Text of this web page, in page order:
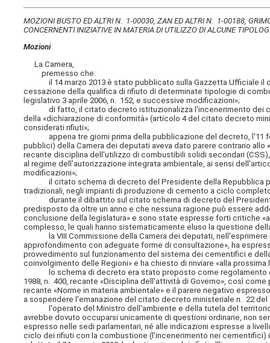
MOZIONI BUSTO ED ALTRI N. 1-00030, ZAN ED ALTRI N. 1-00188,
CONCERNENTI INIZIATIVE IN MATERIA DI UTILIZZO DI ALCUNE
Mozioni
La Camera,
premesso che:
il 14 marzo 2013 è stato pubblicato sulla Gazzetta Ufficiale il
cessazione della qualifica di rifiuto di determinate tipologie di
legislativo 3 aprile 2006, n. 152, e successive modificazioni»;
di fatto, il citato decreto istituzionalizza l'incenerimento dei
della «dichiarazione di conformità» (articolo 4 del citato decreto
considerati rifiuti»;
appena tre giorni prima della pubblicazione del decreto, l'11
pubblici) della Camera dei deputati aveva dato parere contrario
recante disciplina dell'utilizzo di combustibili solidi secondari
al regime dell'autorizzazione integrata ambientale, ai sensi
modificazioni»;
il citato schema di decreto del Presidente della Repubblica
tradizionali, negli impianti di produzione di cemento a ciclo
durante il dibattito sul citato schema di decreto del Presidente
predisposto da oltre un anno e che nessuna ragione può essere
conclusione della legislatura» e sono state espresse forti critiche
complesso, le quali hanno sistematicamente eluso la questione
la VIII Commissione della Camera dei deputati, nell'esprimere
approfondimento con adeguate forme di consultazione», ha
provvedimento sul funzionamento del sistema dei cementifici e
coinvolgimento delle Regioni» e ha chiesto di rinviare «alla
lo schema di decreto era stato proposto come regolamento di
1988, n. 400, recante «Disciplina dell'attività di Governo», così
recante «Norme in materia ambientale» e il parere negativo
a sospendere l'emanazione del citato decreto ministeriale n. 22
l'operato del Ministro dell'ambiente e della tutela del
avrebbe dovuto occuparsi unicamente di questioni ordinarie, non
espresso nelle sedi parlamentari, né alle indicazioni espresse a
ciclo dei rifiuti con la combustione (l'incenerimento nei cementifici)